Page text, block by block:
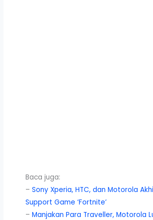
Baca juga:
–Sony Xperia, HTC, dan Motorola
Support Game ‘Fortnite’
–Manjakan Para Traveller, Motorola